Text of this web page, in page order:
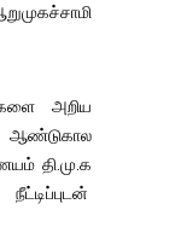
அறிய
தி.மு.க